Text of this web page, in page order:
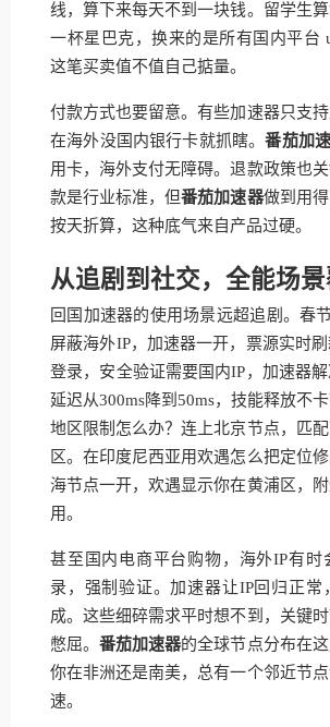
线，算下来每天不到一块钱。留学生
一杯星巴克，换来的是所有国内平台
这笔买卖值不值自己掂量。
付款方式也要留意。有些加速器只支
在海外没国内银行卡就抓瞎。番茄加
用卡，海外支付无障碍。退款政策也
款是行业标准，但番茄加速器做到用
按天折算，这种底气来自产品过硬。
从追剧到社交，全能场
回国加速器的使用场景远超追剧。春
屏蔽海外IP，加速器一开，票源实时
登录，安全验证需要国内IP，加速器解
延迟从300ms降到50ms，技能释放不
地区限制怎么办？连上北京节点，匹
区。在印度尼西亚用欢遇怎么把定位
海节点一开，欢遇显示你在黄浦区，
用。
甚至国内电商平台购物，海外IP有时
录，强制验证。加速器让IP回归正常
成。这些细碎需求平时想不到，关键
憋屈。番茄加速器的全球节点分布在
你在非洲还是南美，总有一个邻近节
速。